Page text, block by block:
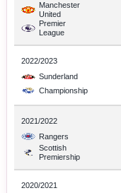
Manchester
United
Premier
League
2022/2023
Sunderland
Championship
2021/2022
Rangers
Scottish
Premiership
2020/2021